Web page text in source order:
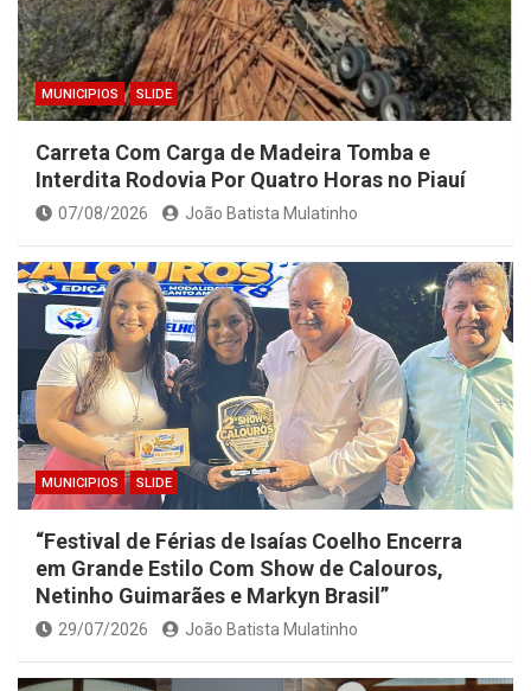
MUNICIPIOS SLIDE
Carreta Com Carga de Madeira Tomba e
Interdita Rodovia Por Quatro Horas no Piauí
07/08/2026 João Batista Mulatinho
MUNICIPIOS SLIDE
“Festival de Férias de Isaías Coelho Encerra
em Grande Estilo Com Show de Calouros,
Netinho Guimarães e Markyn Brasil”
29/07/2026 João Batista Mulatinho